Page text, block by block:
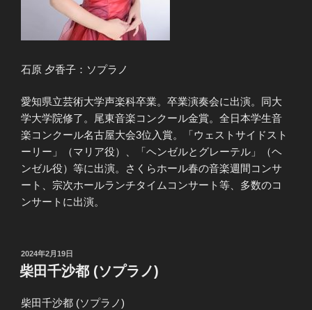
石原 夕香子：ソプラノ
愛知県立芸術大学声楽科卒業。卒業演奏会に出演。同大
学大学院修了。尾東音楽コンクール金賞。全日本学生音
楽コンクール名古屋大会3位入賞。「ウェストサイドスト
ーリー」（マリア役）、「ヘンゼルとグレーテル」（ヘ
ンゼル役）等に出演。さくらホール春の音楽週間コンサ
ート、宗次ホールランチタイムコンサート等、多数のコ
ンサートに出演。
投
稿
日:
2024年2月19日
柴田千沙都 (ソプラノ)
柴田千沙都 (ソプラノ)